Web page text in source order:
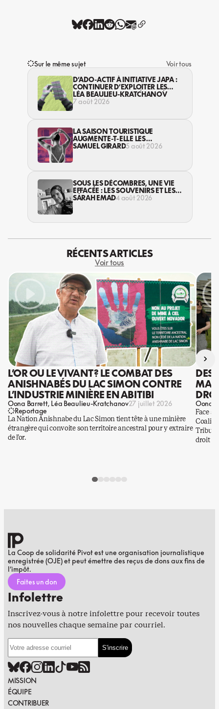
Sur le même sujet
Voir tous
D’ADO-ACTIF À INITIATIVE JAPA :
CONTINUER D’EXPLOITER LES
JEUNES… DANS LA LÉGALITÉ?
LÉA BEAULIEU-KRATCHANOV
7 août 2026
LA SAISON TOURISTIQUE
AUGMENTE-T-ELLE LES
VIOLENCES CONTRE LES
SAMUEL GIRARD5 août 2026
SOUS LES DÉCOMBRES, UNE VIE
EFFACÉE : LES SOUVENIRS ET LES
RÊVES PERDUS DES HABITANT·ES
SARAH EMAD4 août 2026
RÉCENTS ARTICLES
Voir tous
L’OR OU LE VIVANT? LE COMBAT DES
ANISHNABÉS DU LAC SIMON CONTRE
L’INDUSTRIE MINIÈRE EN ABITIBI
Oona Barrett Léa Beaulieu-Kratchanov27 juillet 2026
Reportage
La Nation Anishnabe du Lac Simon tient tête à une minière
étrangère qui convoite son territoire ancestral pour y extraire
de l’or.
DES
Oona
Face à
droit
›
La Coop de solidarité Pivot est une organisation journalistique
enregistrée (OJE) et peut émettre des reçus de dons aux fins de
l’impôt.
Faites un don
Infolettre
Inscrivez-vous à notre infolettre pour recevoir toutes
nos nouvelles chaque semaine par courriel.
MISSION
ÉQUIPE
CONTRIBUER